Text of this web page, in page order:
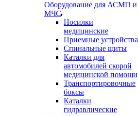
Оборудование для АСМП и
МЧС
Носилки
медицинские
Приемные устройства
Спинальные щиты
Каталки для
автомобилей скорой
медицинской помощи
Транспортировочные
боксы
Каталки
гидравлические